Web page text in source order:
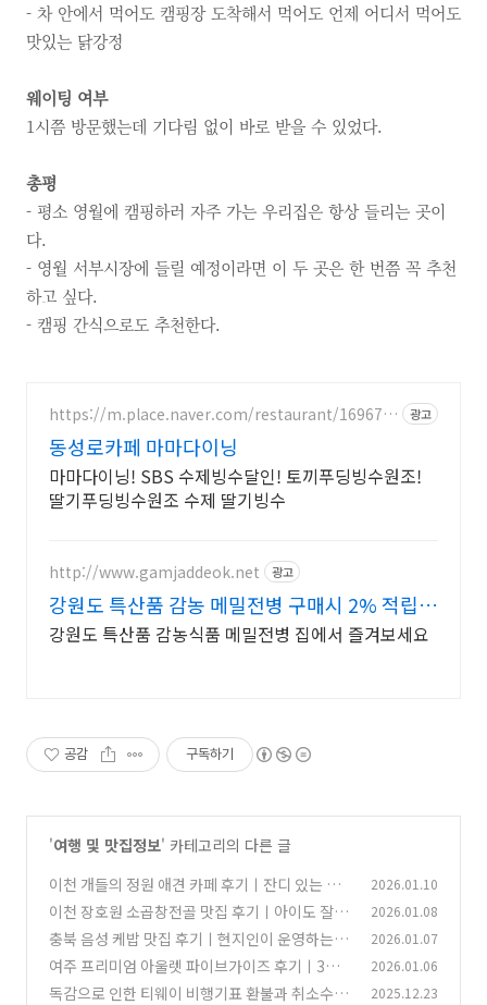
- 차 안에서 먹어도 캠핑장 도착해서 먹어도 언제 어디서 먹어도
맛있는 닭강정
웨이팅 여부
1시쯤 방문했는데 기다림 없이 바로 받을 수 있었다.
총평
- 평소 영월에 캠핑하러 자주 가는 우리집은 항상 들리는 곳이
다.
- 영월 서부시장에 들릴 예정이라면 이 두 곳은 한 번쯤 꼭 추천
하고 싶다.
- 캠핑 간식으로도 추천한다.
https://m.place.naver.com/restaurant/169670
광고
동성로카페 마마다이닝
마마다이닝! SBS 수제빙수달인! 토끼푸딩빙수원조!
딸기푸딩빙수원조 수제 딸기빙수
http://www.gamjaddeok.net 광고
강원도 특산품 감농 메밀전병 구매시 2% 적립금
증정
강원도 특산품 감농식품 메밀전병 집에서 즐겨보세요
공감 구독하기
'여행 및 맛집정보' 카테고리의 다른 글
이천 개들의 정원 애견 카페 후기ㅣ잔디 있는 애
견 카페
(1)
2026.01.10
이천 장호원 소곱창전골 맛집 후기ㅣ아이도 잘 먹
은 추씨네 털보곱창전골
(0)
2026.01.08
충북 음성 케밥 맛집 후기ㅣ현지인이 운영하는 케
밥 아일랜드
(1)
2026.01.07
여주 프리미엄 아울렛 파이브가이즈 후기ㅣ3인
가족 솔직 리뷰
(1)
2026.01.06
독감으로 인한 티웨이 비행기표 환불과 취소수수
2025.12.23